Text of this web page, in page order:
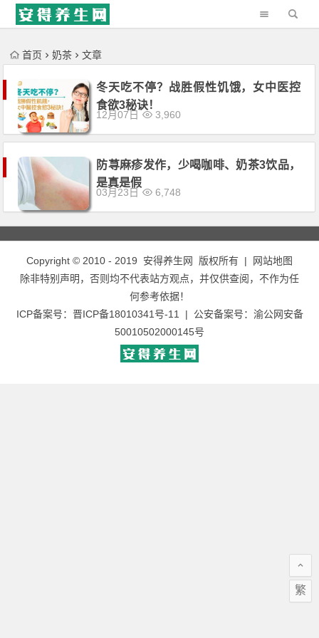
'); })();
首页 奶茶 文章
冬天吃不停？战胜假性饥饿，女中医控
食欲3秘诀！
12月07日 3,960
防荨麻疹发作，少喝咖啡、奶茶3饮品，
是真是假
03月23日 6,748
Copyright © 2010 - 2019 安得养生网 版权所有 |
网站地图
除非特别声明，否则均不代表站方观点，并仅供查阅，不作为任
何参考依据！
ICP备案号： 晋ICP备18010341号-11 | 公安备案号： 渝公网安备
50010502000145号
繁